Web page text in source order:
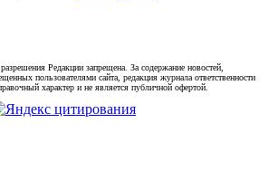
разрешения Редакции запрещена. За содержание новостей,
пользователями сайта, редакция журнала ответственности
характер и не является публичной офертой.